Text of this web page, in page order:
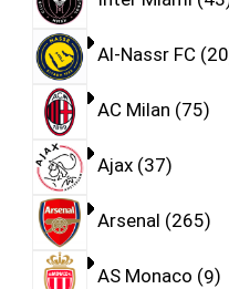
Al-Nassr FC 20
AC Milan 75
Ajax 37
Arsenal 265
AS Monaco 9